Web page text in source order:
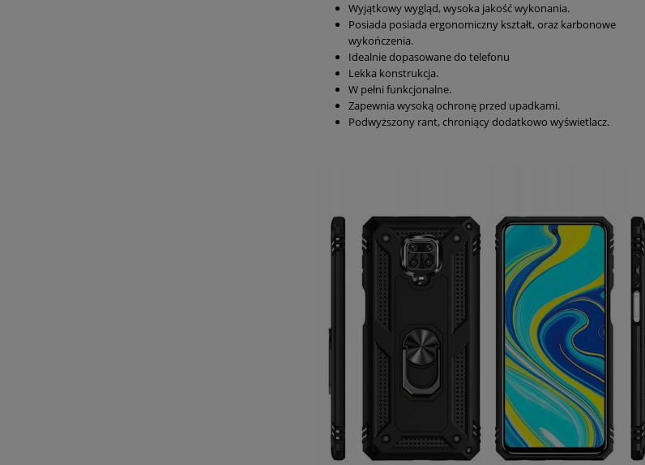
Wyjątkowy wygląd, wysoka jakość wykonania.
Posiada posiada ergonomiczny kształt, oraz karbonowe
wykończenia.
Idealnie dopasowane do telefonu
Lekka konstrukcja.
W pełni funkcjonalne.
Zapewnia wysoką ochronę przed upadkami.
Podwyższony rant, chroniący dodatkowo wyświetlacz.